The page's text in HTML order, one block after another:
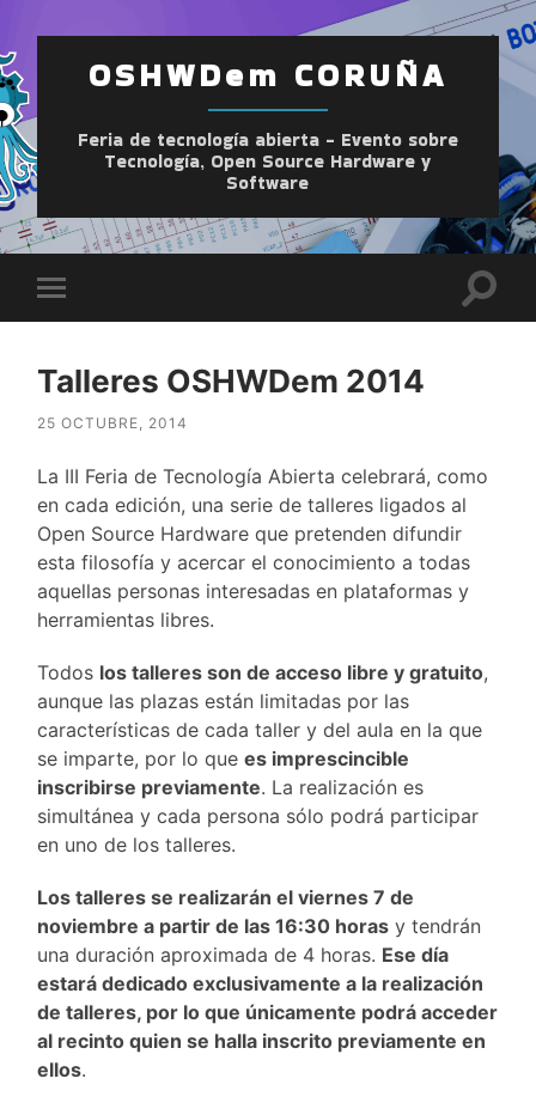
OSHWDem CORUÑA
Feria de tecnología abierta - Evento sobre
Tecnología, Open Source Hardware y
Software
el
móvil
Talleres OSHWDem 2014
25 OCTUBRE, 2014
La III Feria de Tecnología Abierta celebrará, como
en cada edición, una serie de talleres ligados al
Open Source Hardware que pretenden difundir
esta filosofía y acercar el conocimiento a todas
aquellas personas interesadas en plataformas y
herramientas libres.
Todos los talleres son de acceso libre y gratuito,
aunque las plazas están limitadas por las
características de cada taller y del aula en la que
se imparte, por lo quees imprescincible
inscribirse previamente. La realización es
simultánea y cada persona sólo podrá participar
en uno de los talleres.
Los talleres se realizarán el viernes 7 de
noviembre a partir de las 16:30 horas y tendrán
una duración aproximada de 4 horas. Ese día
estará dedicado exclusivamente a la realización
de talleres, por lo que únicamente podrá acceder
al recinto quien se halla inscrito previamente en
ellos.